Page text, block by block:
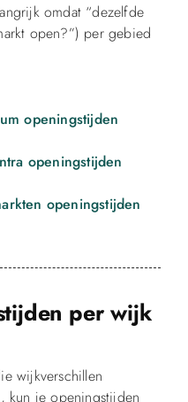
omdat “dezelfde
open?”) per gebied
openingstijden
openingstijden
openingstijden
per wijk
wijkverschillen
kun je openingstijden